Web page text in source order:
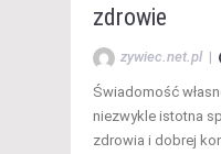
zdrowie
zywiec.net.pl |
Świadomość
niezwykle istotna
zdrowia i dobrej